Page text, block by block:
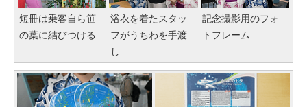
短冊は乗客自ら笹
の葉に結びつける
浴衣を着たスタッ
フがうちわを手渡
し
記念撮影用のフォ
トフレーム